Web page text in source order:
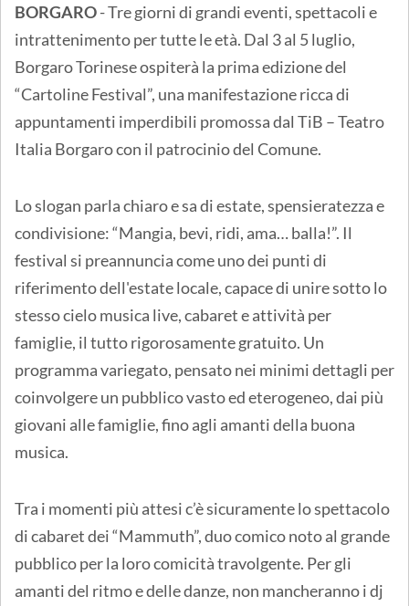
BORGARO- Tre giorni di grandi eventi, spettacoli e
intrattenimento per tutte le età. Dal 3 al 5 luglio,
Borgaro Torinese ospiterà la prima edizione del
“Cartoline Festival”, una manifestazione ricca di
appuntamenti imperdibili promossa dal TiB – Teatro
Italia Borgaro con il patrocinio del Comune.
Lo slogan parla chiaro e sa di estate, spensieratezza e
condivisione: “Mangia, bevi, ridi, ama… balla!”. Il
festival si preannuncia come uno dei punti di
riferimento dell'estate locale, capace di unire sotto lo
stesso cielo musica live, cabaret e attività per
famiglie, il tutto rigorosamente gratuito. Un
programma variegato, pensato nei minimi dettagli per
coinvolgere un pubblico vasto ed eterogeneo, dai più
giovani alle famiglie, fino agli amanti della buona
musica.
Tra i momenti più attesi c’è sicuramente lo spettacolo
di cabaret dei “Mammuth”, duo comico noto al grande
pubblico per la loro comicità travolgente. Per gli
amanti del ritmo e delle danze, non mancheranno i dj